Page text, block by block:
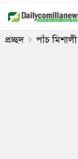
প্রচ্ছদ পাঁচ মিশালী